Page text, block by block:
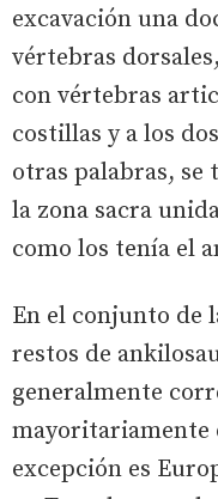
excavación una
vértebras
con vértebras
costillas y a los
otras palabras, se
la zona sacra
como los tenía el
En el conjunto de
restos de
generalmente
mayoritariamente
excepción es